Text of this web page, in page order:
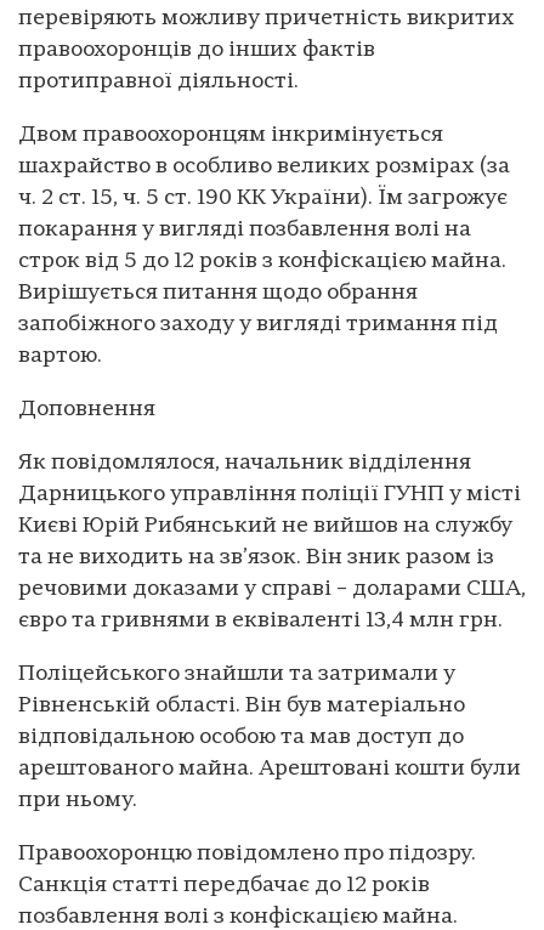
перевіряють можливу причетність викритих
правоохоронців до інших фактів
протиправної діяльності.
Двом правоохоронцям інкримінується
шахрайство в особливо великих розмірах (за
ч. 2 ст. 15, ч. 5 ст. 190 КК України). Їм загрожує
покарання у вигляді позбавлення волі на
строк від 5 до 12 років з конфіскацією майна.
Вирішується питання щодо обрання
запобіжного заходу у вигляді тримання під
вартою.
Доповнення
Як повідомлялося, начальник відділення
Дарницького управління поліції ГУНП у місті
Києві Юрій Рибянський не вийшов на службу
та не виходить на зв’язок. Він зник разом із
речовими доказами у справі – доларами США,
євро та гривнями в еквіваленті 13,4 млн грн.
Поліцейського знайшли та затримали у
Рівненській області. Він був матеріально
відповідальною особою та мав доступ до
арештованого майна. Арештовані кошти були
при ньому.
Правоохоронцю повідомлено про підозру.
Санкція статті передбачає до 12 років
позбавлення волі з конфіскацією майна.